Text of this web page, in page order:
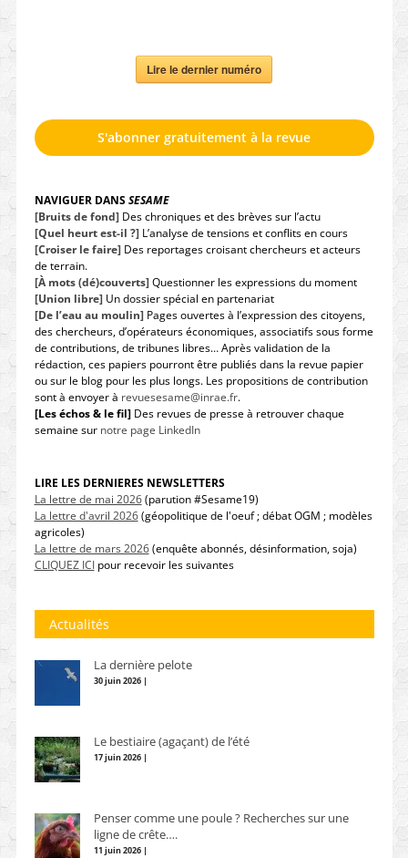
Lire le dernier numéro
S'abonner gratuitement à la revue
NAVIGUER DANSSESAME
[Bruits de fond]Des chroniques et des brèves sur l’actu
[Quel heurt est-il ?]L’analyse de tensions et conflits en cours
[Croiser le faire]Des reportages croisant chercheurs et acteurs
de terrain.
[À mots (dé)couverts]Questionner les expressions du moment
[Union libre]Un dossier spécial en partenariat
[De l’eau au moulin]Pages ouvertes à l’expression des citoyens,
des chercheurs, d’opérateurs économiques, associatifs sous forme
de contributions, de tribunes libres… Après validation de la
rédaction, ces papiers pourront être publiés dans la revue papier
ou sur le blog pour les plus longs. Les propositions de contribution
sont à envoyer à revuesesame@inrae.fr.
[Les échos & le fil]Des revues de presse à retrouver chaque
semaine sur notre page LinkedIn
LIRE LES DERNIERES NEWSLETTERS
La lettre de mai 2026(parution #Sesame19)
La lettre d'avril 2026(géopolitique de l'oeuf ; débat OGM ; modèles
agricoles)
La lettre de mars 2026(enquête abonnés, désinformation, soja)
CLIQUEZ ICIpour recevoir les suivantes
Actualités
La dernière pelote
30 juin 2026 |
Le bestiaire (agaçant) de l’été
17 juin 2026 |
Penser comme une poule ? Recherches sur une
ligne de crête….
11 juin 2026 |